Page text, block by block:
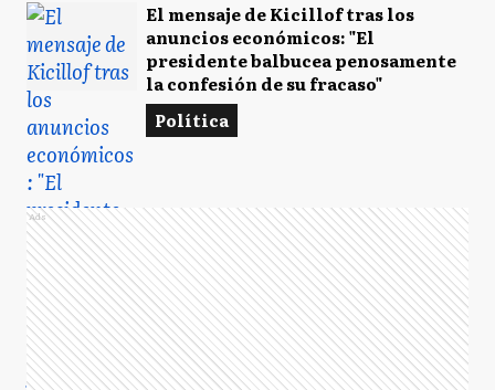
El mensaje de Kicillof tras los
anuncios económicos: "El
presidente balbucea penosamente
la confesión de su fracaso"
Política
Ads